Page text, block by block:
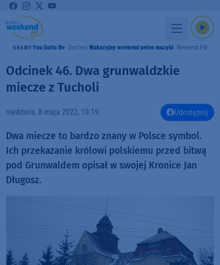
GRAMY You Gotta Be Des'ree Wakacyjny weekend pełen muzyki Weekend FM
Odcinek 46. Dwa grunwaldzkie
miecze z Tucholi
niedziela, 8 maja 2022, 10:19 Udostępnij
Dwa miecze to bardzo znany w Polsce symbol.
Ich przekazanie królowi polskiemu przed bitwą
pod Grunwaldem opisał w swojej Kronice Jan
Długosz.